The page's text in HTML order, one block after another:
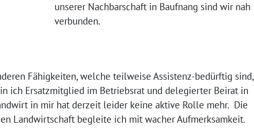
unse­rer Nachbarschaft in Baufnang sind wir nah
verbunden.
Fähigkeiten, wel­che teil­wei­se Assistenz-bedürf­tig sind,
ich Ersatzmitglied im Betriebsrat und dele­gier­ter Beirat in
in mir hat der­zeit lei­der kei­ne akti­ve Rolle mehr. Die
Landwirtschaft beglei­te ich mit wacher Aufmerksamkeit.